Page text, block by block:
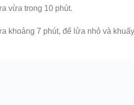
vừa trong 10 phút.
khoảng 7 phút, để lửa nhỏ và